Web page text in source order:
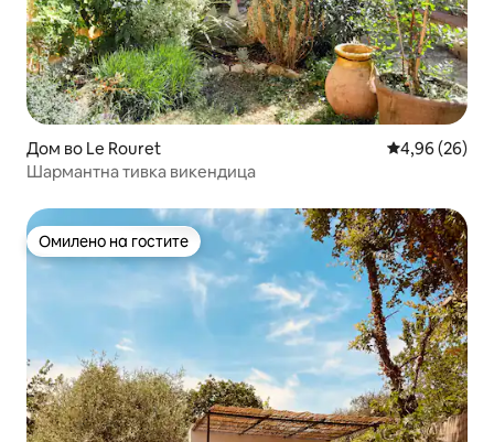
Дом во Le Rouret Просечна
4,96 (26)
Шармантна тивка викендица
Омилено на гостите
Омилено на гостите